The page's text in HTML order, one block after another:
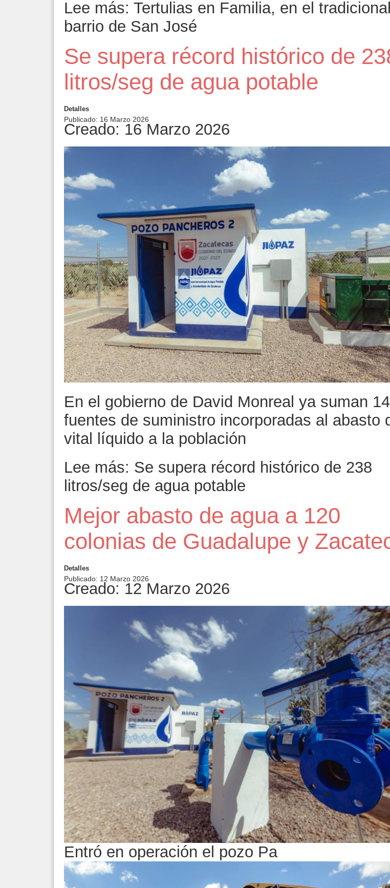
Lee más: Tertulias en Familia, en el tradicional
barrio de San José
Se supera récord histórico de
litros/seg de agua potable
Detalles
Publicado: 16 Marzo 2026
Creado: 16 Marzo 2026
En el gobierno de David Monreal ya suman 14
fuentes de suministro incorporadas al abasto
vital líquido a la población
Lee más: Se supera récord histórico de 238
litros/seg de agua potable
Mejor abasto de agua a 120
colonias de Guadalupe y
Detalles
Publicado: 12 Marzo 2026
Creado: 12 Marzo 2026
Entró en operación el pozo Pa